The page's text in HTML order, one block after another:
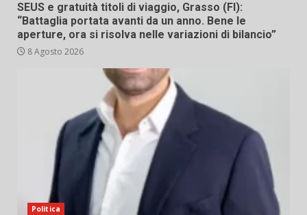
SEUS e gratuità titoli di viaggio, Grasso (FI):
“Battaglia portata avanti da un anno. Bene le
aperture, ora si risolva nelle variazioni di bilancio”
8 Agosto 2026
Politica